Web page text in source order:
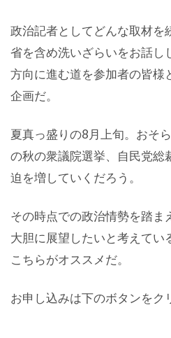
政治記者としてどんな取材を
省を含め洗いざらいをお話し
方向に進む道を参加者の皆様
企画だ。
夏真っ盛りの8月上旬。おそ
の秋の衆議院選挙、自民党総
迫を増していくだろう。
その時点での政治情勢を踏ま
大胆に展望したいと考えてい
こちらがオススメだ。
お申し込みは下のボタンをク